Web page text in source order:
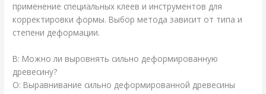
применение специальных клеев и инструментов для
корректировки формы. Выбор метода зависит от типа и
степени деформации.
В: Можно ли выровнять сильно деформированную
древесину?
О: Выравнивание сильно деформированной древесины